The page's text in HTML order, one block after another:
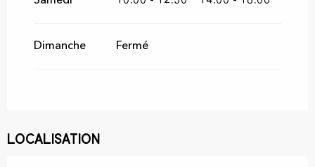
Dimanche Fermé
Localisation